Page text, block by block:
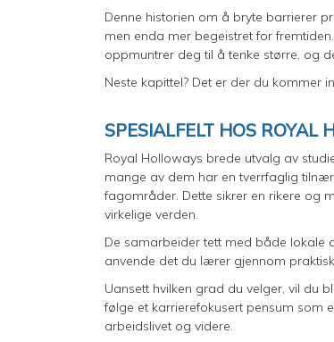
Denne historien om å bryte barrierer
men enda mer begeistret for
oppmuntrer deg til å tenke større, og
Neste kapittel? Det er der du kommer
SPESIALFELT HOS ROYAL
Royal Holloways brede utvalg av
mange av dem har en tverrfaglig
fagområder. Dette sikrer en rikere og
virkelige verden.
De samarbeider tett med både lokale
anvende det du lærer gjennom
Uansett hvilken grad du velger, vil du
følge et karrierefokusert pensum som
arbeidslivet og videre.